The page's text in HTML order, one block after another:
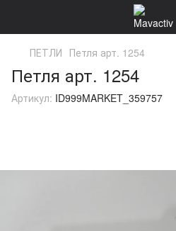
ПЕТЛИ Петля арт. 1254
Петля арт. 1254
Артикул: ID999MARKET_359757